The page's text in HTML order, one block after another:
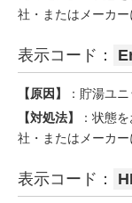
社・またはメーカー
表示コード：
【原因】
：貯湯ユ
【対処法】
：状態
社・またはメーカー
表示コード：